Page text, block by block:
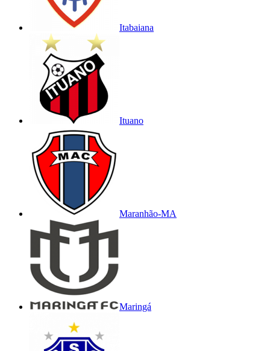
Itabaiana
Ituano
Maranhão-MA
Maringá